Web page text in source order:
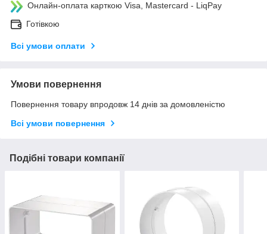
Онлайн-оплата карткою Visa, Mastercard - LiqPay
Готівкою
Всі умови оплати
Умови повернення
Повернення товару впродовж 14 днів за домовленістю
Всі умови повернення
Подібні товари компанії